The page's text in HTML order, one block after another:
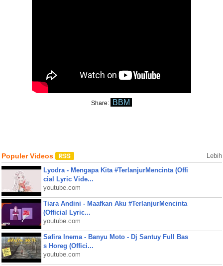
Share: BBM
Populer Videos Lebih
Lyodra - Mengapa Kita #TerlanjurMencinta (Offi
cial Lyric Vide...
youtube.com
Tiara Andini - Maafkan Aku #TerlanjurMencinta
(Official Lyric...
youtube.com
Safira Inema - Banyu Moto - Dj Santuy Full Bas
s Horeg (Offici...
youtube.com